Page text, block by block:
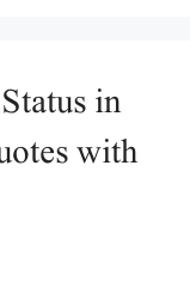
in
with